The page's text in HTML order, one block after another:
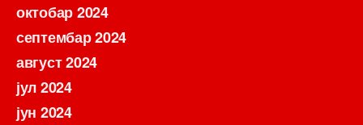
октобар 2024
септембар 2024
август 2024
јул 2024
јун 2024